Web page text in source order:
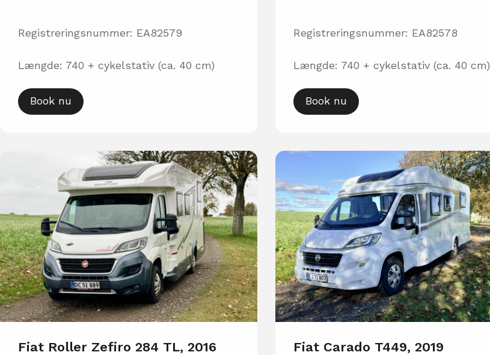
Registreringsnummer: EA82579
Længde: 740 + cykelstativ (ca. 40 cm)
Book nu
Registreringsnummer: EA82578
Længde: 740 + cykelstativ (ca. 40 cm)
Book nu
Fiat Roller Zefiro 284 TL, 2016 Fiat Carado T449, 2019